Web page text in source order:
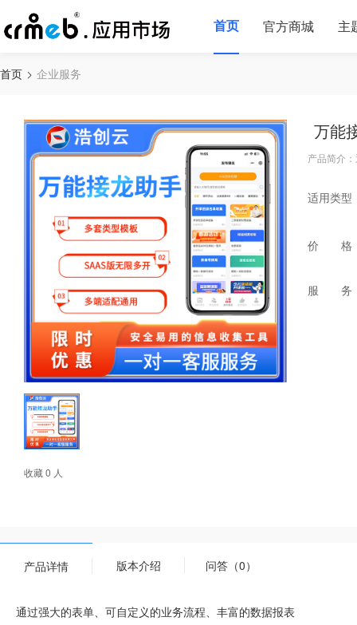
首页 官方商城 主
首页 企业服务
收藏 0 人
万能
产品简介
适用类型
价 格
服 务
产品详情 版本介绍 问答（0）
通过强大的表单、可自定义的业务流程、丰富的数据报表